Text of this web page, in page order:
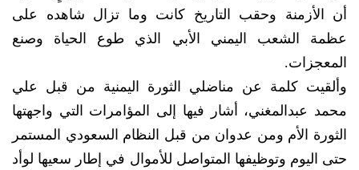
أن الأزمنة وحقب التاريخ كانت وما تزال شاهده على
عظمة الشعب اليمني الأبي الذي طوع الحياة وصنع
المعجزات.
وألقيت كلمة عن مناضلي الثورة اليمنية من قبل علي
محمد عبدالمغني، أشار فيها إلى المؤامرات التي واجهتها
الثورة الأم ومن عدوان من قبل النظام السعودي المستمر
حتى اليوم وتوظيفها المتواصل للأموال في إطار سعيها لوأد